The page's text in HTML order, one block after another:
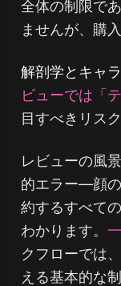
全体の制限で
ませんが、購
解剖学とキャ
ビューでは「
目すべきリス
レビューの風
的エラー—顔
約するすべて
わかります。
クフローでは
える基本的な